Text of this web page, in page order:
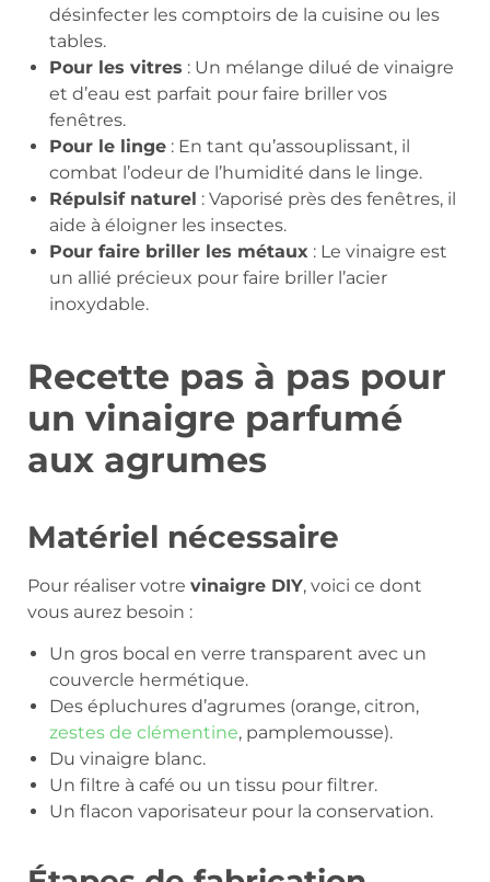
désinfecter les comptoirs de la cuisine ou les
tables.
Pour les vitres : Un mélange dilué de vinaigre
et d’eau est parfait pour faire briller vos
fenêtres.
Pour le linge : En tant qu’assouplissant, il
combat l’odeur de l’humidité dans le linge.
Répulsif naturel : Vaporisé près des fenêtres, il
aide à éloigner les insectes.
Pour faire briller les métaux : Le vinaigre est
un allié précieux pour faire briller l’acier
inoxydable.
Recette pas à pas pour
un vinaigre parfumé
aux agrumes
Matériel nécessaire
Pour réaliser votre vinaigre DIY, voici ce dont
vous aurez besoin :
Un gros bocal en verre transparent avec un
couvercle hermétique.
Des épluchures d’agrumes (orange, citron,
zestes de clémentine, pamplemousse).
Du vinaigre blanc.
Un filtre à café ou un tissu pour filtrer.
Un flacon vaporisateur pour la conservation.